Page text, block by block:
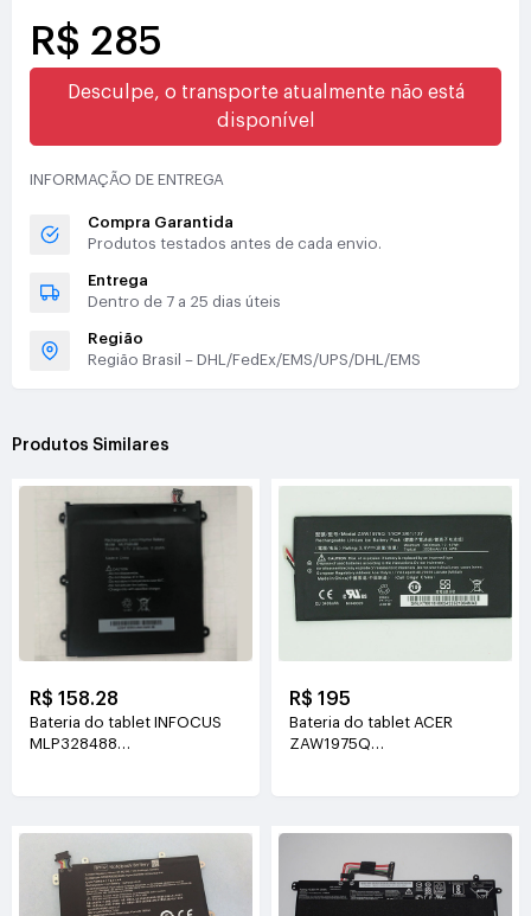
R$ 285
Desculpe, o transporte atualmente não está
disponível
INFORMAÇÃO DE ENTREGA
Compra Garantida
Produtos testados antes de cada envio.
Entrega
Dentro de 7 a 25 dias úteis
Região
Região Brasil – DHL/FedEx/EMS/UPS/DHL/EMS
Produtos Similares
R$ 158.28
Bateria do tablet INFOCUS
MLP328488
R$ 195
Bateria do tablet ACER
ZAW1975Q